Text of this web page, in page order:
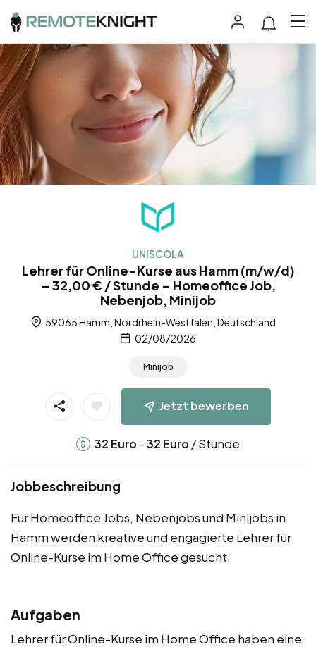
UNISCOLA
Lehrer für Online-Kurse aus Hamm (m/w/d)
– 32,00 € / Stunde – Homeoffice Job,
Nebenjob, Minijob
59065 Hamm, Nordrhein-Westfalen, Deutschland
02/08/2026
Minijob
Jetzt bewerben
32 Euro -32 Euro / Stunde
Jobbeschreibung
Für Homeoffice Jobs, Nebenjobs und Minijobs in
Hamm werden kreative und engagierte Lehrer für
Online-Kurse im Home Office gesucht.
Aufgaben
Lehrer für Online-Kurse im Home Office haben eine